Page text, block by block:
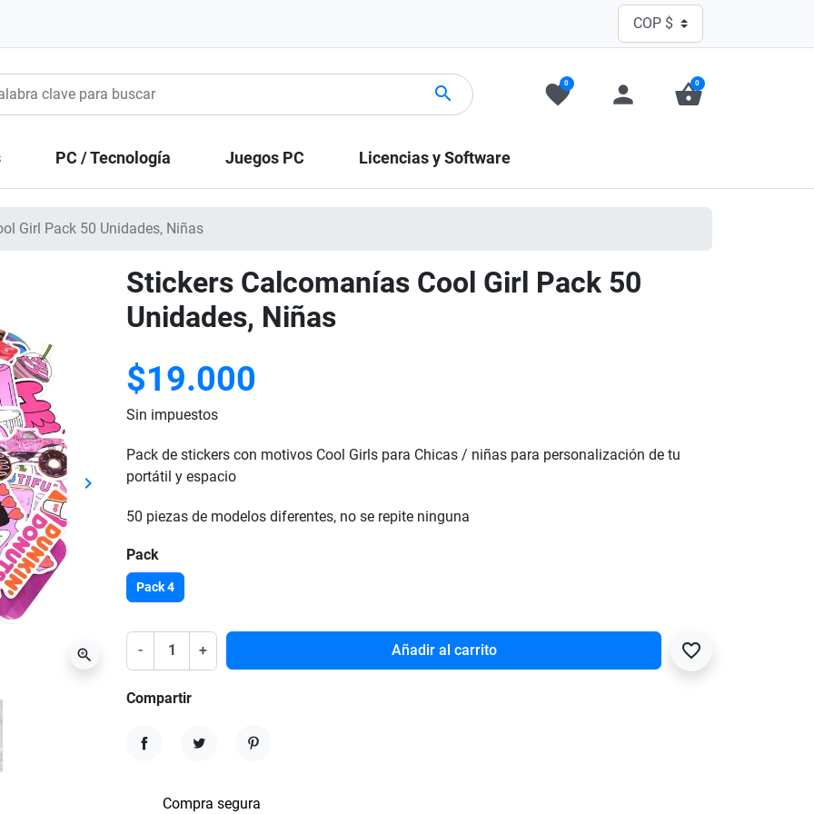
search favorite
0 person shopping_basket
0
PC / Tecnología Juegos PC Licencias y Software
Girl Pack 50 Unidades, Niñas
Siguiente
keyboard_arrow_right
zoom_in
Stickers Calcomanías Cool Girl Pack 50
Unidades, Niñas
$19.000
Sin impuestos
Pack de stickers con motivos Cool Girls para Chicas / niñas para personalización de tu
portátil y espacio
50 piezas de modelos diferentes, no se repite ninguna
Pack
Pack 4
- + Añadir al carrito favorite_border
Compartir
Compra segura